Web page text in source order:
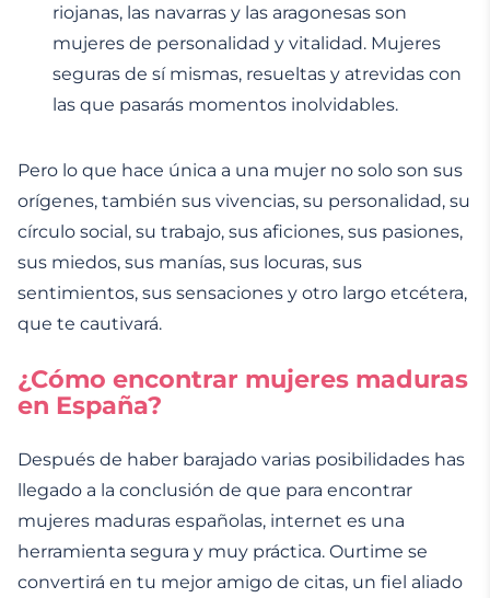
riojanas, las navarras y las aragonesas son
mujeres de personalidad y vitalidad. Mujeres
seguras de sí mismas, resueltas y atrevidas con
las que pasarás momentos inolvidables.
Pero lo que hace única a una mujer no solo son sus
orígenes, también sus vivencias, su personalidad, su
círculo social, su trabajo, sus aficiones, sus pasiones,
sus miedos, sus manías, sus locuras, sus
sentimientos, sus sensaciones y otro largo etcétera,
que te cautivará.
¿Cómo encontrar mujeres maduras
en España?
Después de haber barajado varias posibilidades has
llegado a la conclusión de que para encontrar
mujeres maduras españolas, internet es una
herramienta segura y muy práctica. Ourtime se
convertirá en tu mejor amigo de citas, un fiel aliado